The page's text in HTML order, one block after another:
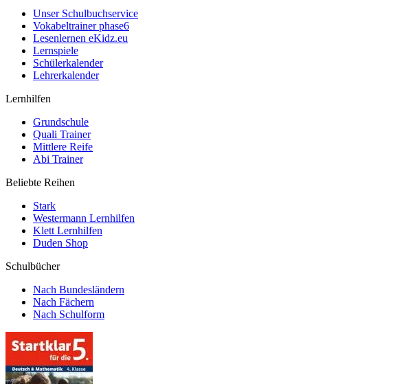
Unser Schulbuchservice
Vokabeltrainer phase6
Lesenlernen eKidz.eu
Lernspiele
Schülerkalender
Lehrerkalender
Lernhilfen
Grundschule
Quali Trainer
Mittlere Reife
Abi Trainer
Beliebte Reihen
Stark
Westermann Lernhilfen
Klett Lernhilfen
Duden Shop
Schulbücher
Nach Bundesländern
Nach Fächern
Nach Schulform